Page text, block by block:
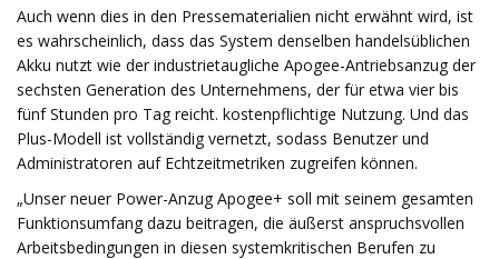
Auch wenn dies in den Pressematerialien nicht erwähnt wird, ist
es wahrscheinlich, dass das System denselben handelsüblichen
Akku nutzt wie der industrietaugliche Apogee-Antriebsanzug der
sechsten Generation des Unternehmens, der für etwa vier bis
fünf Stunden pro Tag reicht. kostenpflichtige Nutzung. Und das
Plus-Modell ist vollständig vernetzt, sodass Benutzer und
Administratoren auf Echtzeitmetriken zugreifen können.
„Unser neuer Power-Anzug Apogee+ soll mit seinem gesamten
Funktionsumfang dazu beitragen, die äußerst anspruchsvollen
Arbeitsbedingungen in diesen systemkritischen Berufen zu